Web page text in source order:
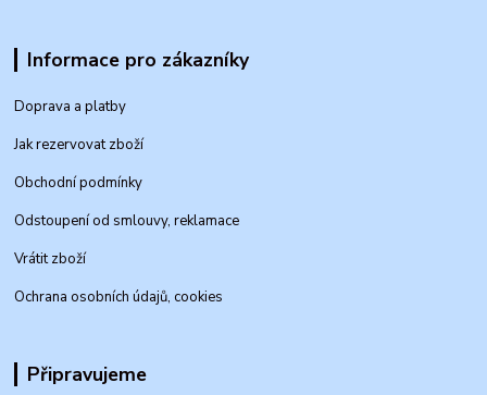
Informace pro zákazníky
Doprava a platby
Jak rezervovat zboží
Obchodní podmínky
Odstoupení od smlouvy, reklamace
Vrátit zboží
Ochrana osobních údajů, cookies
Připravujeme